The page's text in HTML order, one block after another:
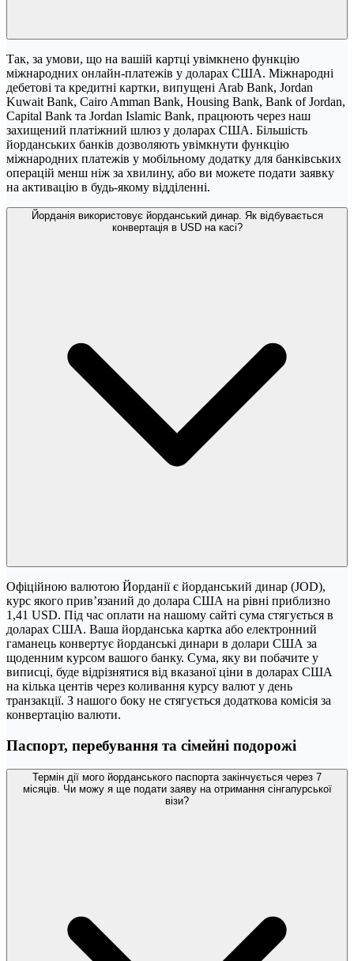
Так, за умови, що на вашій картці увімкнено функцію
міжнародних онлайн-платежів у доларах США. Міжнародні
дебетові та кредитні картки, випущені Arab Bank, Jordan
Kuwait Bank, Cairo Amman Bank, Housing Bank, Bank of Jordan,
Capital Bank та Jordan Islamic Bank, працюють через наш
захищений платіжний шлюз у доларах США. Більшість
йорданських банків дозволяють увімкнути функцію
міжнародних платежів у мобільному додатку для банківських
операцій менш ніж за хвилину, або ви можете подати заявку
на активацію в будь-якому відділенні.
Йорданія використовує йорданський динар. Як відбувається
конвертація в USD на касі?
Офіційною валютою Йорданії є йорданський динар (JOD),
курс якого прив’язаний до долара США на рівні приблизно
1,41 USD. Під час оплати на нашому сайті сума стягується в
доларах США. Ваша йорданська картка або електронний
гаманець конвертує йорданські динари в долари США за
щоденним курсом вашого банку. Сума, яку ви побачите у
виписці, буде відрізнятися від вказаної ціни в доларах США
на кілька центів через коливання курсу валют у день
транзакції. З нашого боку не стягується додаткова комісія за
конвертацію валюти.
Паспорт, перебування та сімейні подорожі
Термін дії мого йорданського паспорта закінчується через 7
місяців. Чи можу я ще подати заяву на отримання сінгапурської
візи?